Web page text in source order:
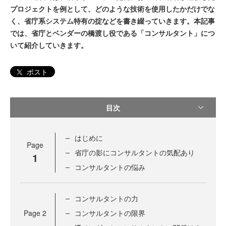
プロジェクトを例として、どのような技術を使用したかだけでな
く、省庁系システム特有の掟などを書き綴っていきます。本記事
では、省庁とベンダーの橋渡し役である「コンサルタント」につ
いて紹介していきます。
ポスト
目次
Page
1
はじめに
省庁の影にコンサルタントの気配あり
コンサルタントの悩み
Page 2
コンサルタントの力
コンサルタントの限界